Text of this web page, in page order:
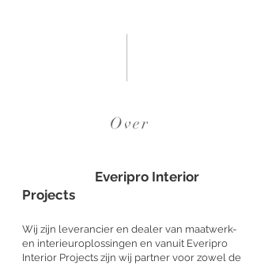
Over
Everipro Interior
Projects
Wij zijn leverancier en dealer van maatwerk-
en interieuroplossingen en vanuit Everipro
Interior Projects zijn wij partner voor zowel de